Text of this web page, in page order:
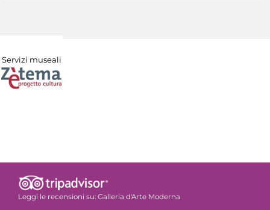
Servizi museali
Leggi le recensioni su: Galleria d'Arte Moderna